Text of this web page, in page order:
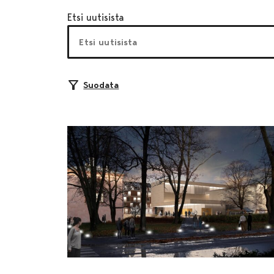
Etsi uutisista
Suodata